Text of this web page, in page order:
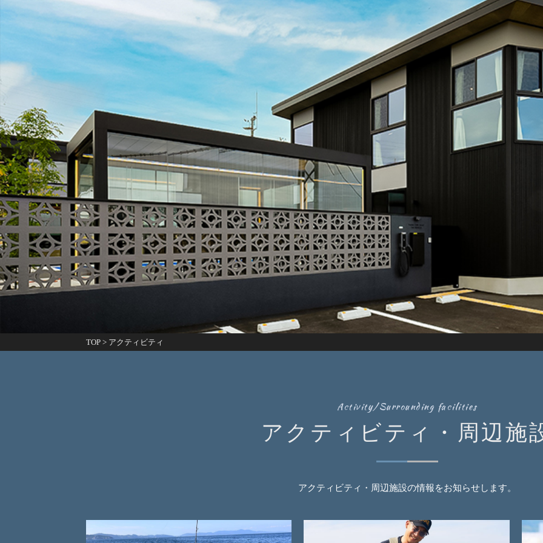
TOP > アクティビティ
Activity/Surrounding facilities
アクティビティ・周辺施
アクティビティ・周辺施設の情報をお知らせします。